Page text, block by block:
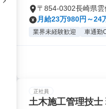
〒854-0302長崎県
月給23万980円～24
業界未経験歓迎 車通勤
正社員
土木施工管理技士